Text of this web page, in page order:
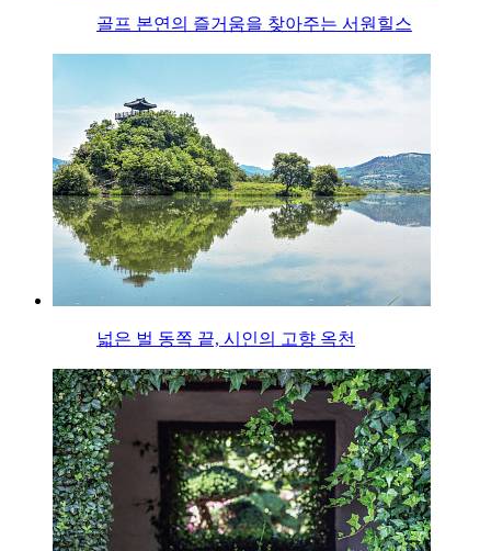
골프 본연의 즐거움을 찾아주는 서원힐스
넓은 벌 동쪽 끝, 시인의 고향 옥천